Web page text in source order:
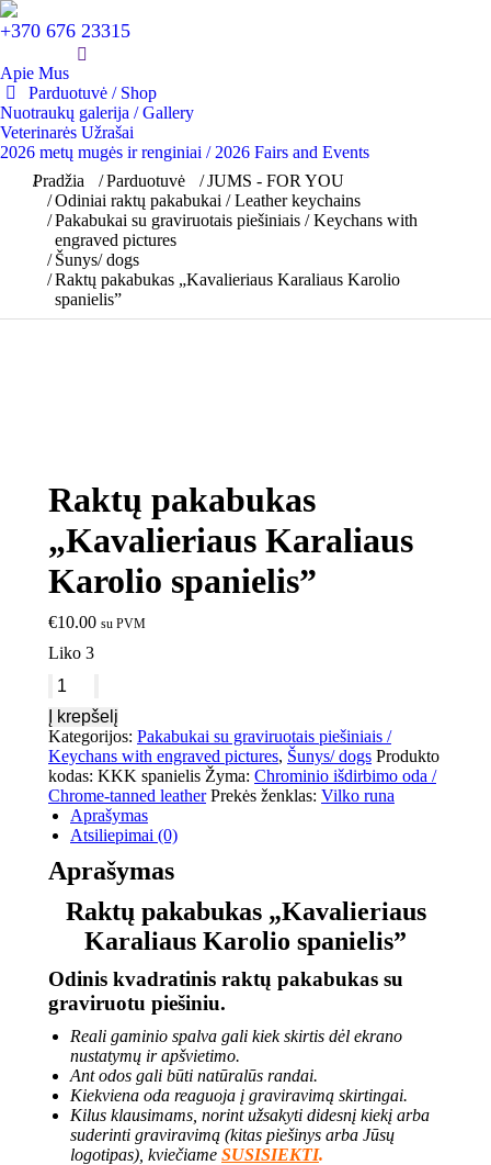
+370 676 23315
Apie Mus
Parduotuvė / Shop
Nuotraukų galerija / Gallery
Veterinarės Užrašai
2026 metų mugės ir renginiai / 2026 Fairs and Events
You are here:
Pradžia Parduotuvė
JUMS - FOR YOU
Odiniai raktų pakabukai / Leather keychains
Pakabukai su graviruotais piešiniais / Keychans with
engraved pictures
Šunys/ dogs
Raktų pakabukas „Kavalieriaus Karaliaus Karolio
spanielis”
Raktų pakabukas
„Kavalieriaus Karaliaus
Karolio spanielis”
€10.00 su PVM
Liko 3
Į krepšelį
Kategorijos: Pakabukai su graviruotais piešiniais /
Keychans with engraved pictures, Šunys/ dogs Produkto
kodas: KKK spanielis Žyma: Chrominio išdirbimo oda /
Chrome-tanned leather Prekės ženklas: Vilko runa
Aprašymas
Atsiliepimai (0)
Aprašymas
Raktų pakabukas „Kavalieriaus
Karaliaus Karolio spanielis”
Odinis kvadratinis raktų pakabukas su
graviruotu piešiniu.
Reali gaminio spalva gali kiek skirtis dėl ekrano
nustatymų ir apšvietimo.
Ant odos gali būti natūralūs randai.
Kiekviena oda reaguoja į graviravimą skirtingai.
Kilus klausimams, norint užsakyti didesnį kiekį arba
suderinti graviravimą (kitas piešinys arba Jūsų
logotipas), kviečiame SUSISIEKTI.